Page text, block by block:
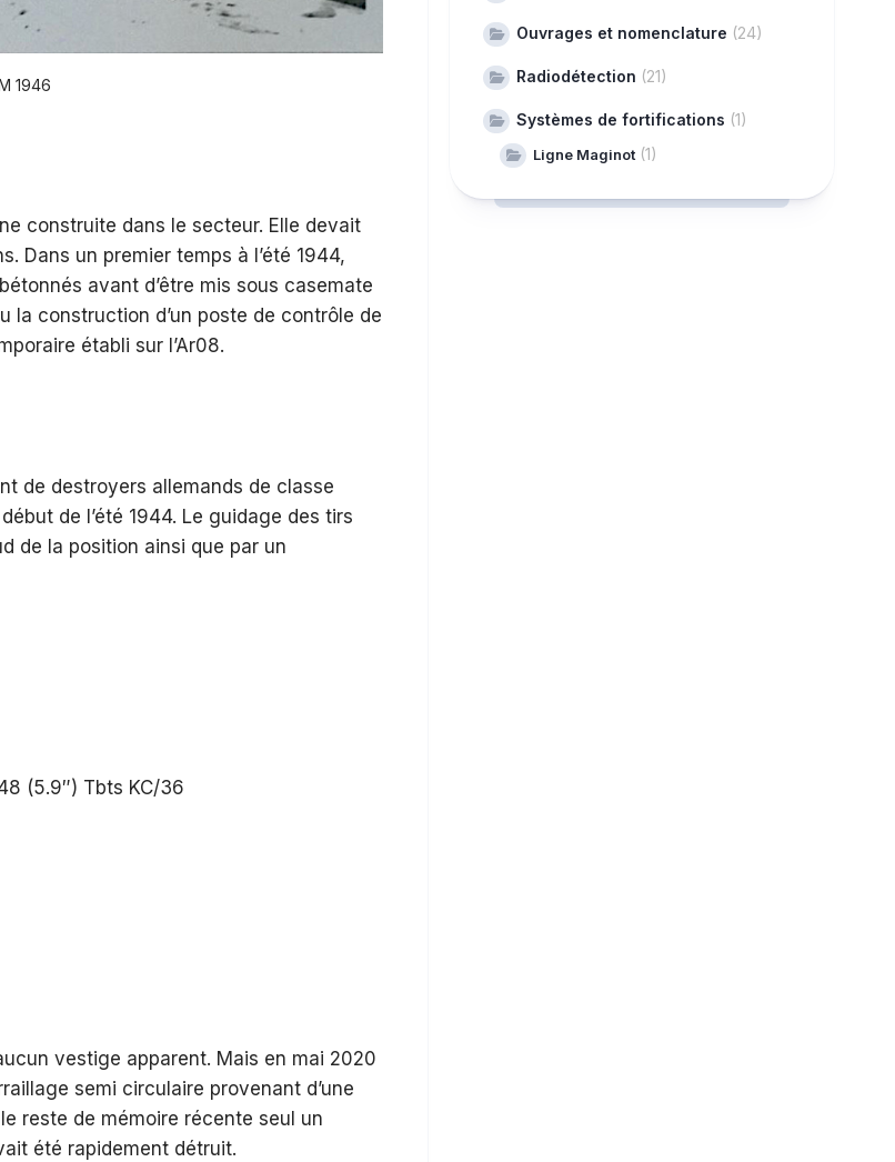
1946
construite dans le secteur. Elle devait
Dans un premier temps à l’été 1944,
avant d’être mis sous casemate
la construction d’un poste de contrôle de
établi sur l’Ar08.
de destroyers allemands de classe
de l’été 1944. Le guidage des tirs
de la position ainsi que par un
(5.9″) Tbts KC/36
vestige apparent. Mais en mai 2020
semi circulaire provenant d’une
reste de mémoire récente seul un
été rapidement détruit.
Ouvrages et nomenclature (24)
Radiodétection (21)
Systèmes de fortifications (1)
Ligne Maginot(1)